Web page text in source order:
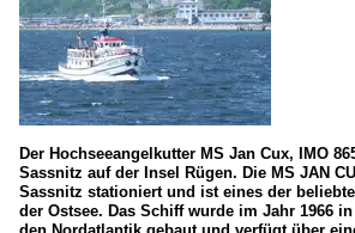
Der Hochseeangelkutter MS Jan Cux, IMO
Sassnitz auf der Insel Rügen. Die MS JAN
Sassnitz stationiert und ist eines der
der Ostsee. Das Schiff wurde im Jahr 1966